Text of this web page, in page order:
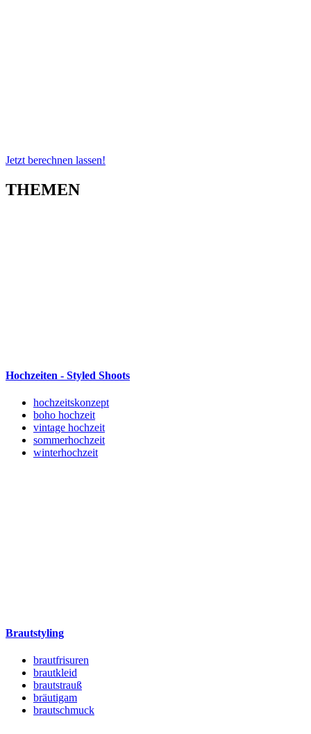
Jetzt berechnen lassen!
THEMEN
Hochzeiten - Styled Shoots
hochzeitskonzept
boho hochzeit
vintage hochzeit
sommerhochzeit
winterhochzeit
Brautstyling
brautfrisuren
brautkleid
brautstrauß
bräutigam
brautschmuck